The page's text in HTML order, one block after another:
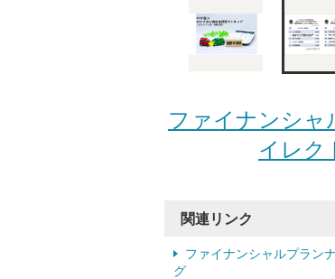
ファイナンシャ
イレク
関連リンク
ファイナンシャルプラン
グ